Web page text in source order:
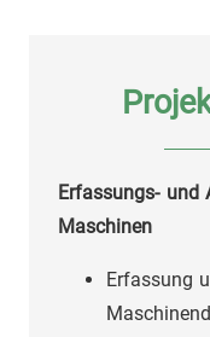
Erfassungs- und
Maschinen
Erfassung